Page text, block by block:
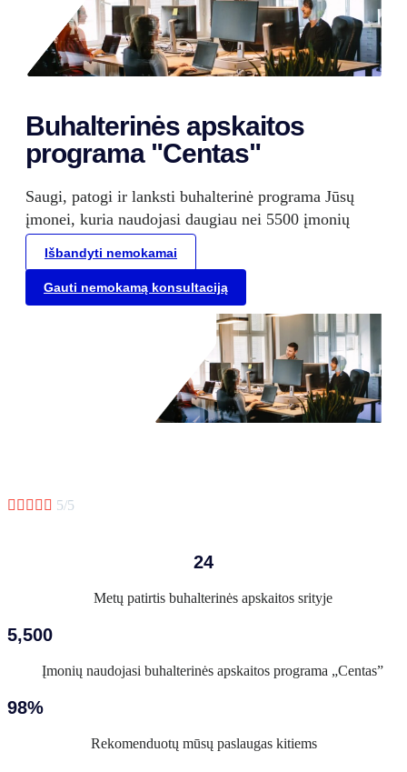
Buhalterinės apskaitos
programa "Centas"
Saugi, patogi ir lanksti buhalterinė programa Jūsų
įmonei, kuria naudojasi daugiau nei 5500 įmonių
Išbandyti nemokamai
Gauti nemokamą konsultaciją
     5/5
24
Metų patirtis buhalterinės apskaitos srityje
5,500
Įmonių naudojasi buhalterinės apskaitos programa „Centas”
98%
Rekomenduotų mūsų paslaugas kitiems